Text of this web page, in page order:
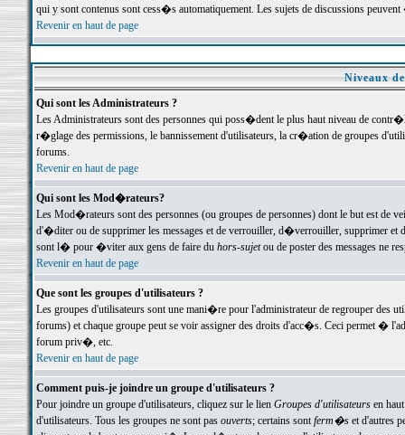
qui y sont contenus sont cess�s automatiquement. Les sujets de discussions
Revenir en haut de page
Niveaux
Qui sont les Administrateurs ?
Les Administrateurs sont des personnes qui poss�dent le plus haut niveau de
r�glage des permissions, le bannissement d'utilisateurs, la cr�ation de groupes
forums.
Revenir en haut de page
Qui sont les Mod�rateurs?
Les Mod�rateurs sont des personnes (ou groupes de personnes) dont le but est de
d'�diter ou de supprimer les messages et de verrouiller, d�verrouiller, supprimer
sont l� pour �viter aux gens de faire du hors-sujetou de poster des messages ne
Revenir en haut de page
Que sont les groupes d'utilisateurs ?
Les groupes d'utilisateurs sont une mani�re pour l'administrateur de regrouper des
forums) et chaque groupe peut se voir assigner des droits d'acc�s. Ceci permet
forum priv�, etc.
Revenir en haut de page
Comment puis-je joindre un groupe d'utilisateurs ?
Pour joindre un groupe d'utilisateurs, cliquez sur le lien Groupes d'utilisateursen haut
d'utilisateurs. Tous les groupes ne sont pas ouverts; certains sontferm�set d'autres